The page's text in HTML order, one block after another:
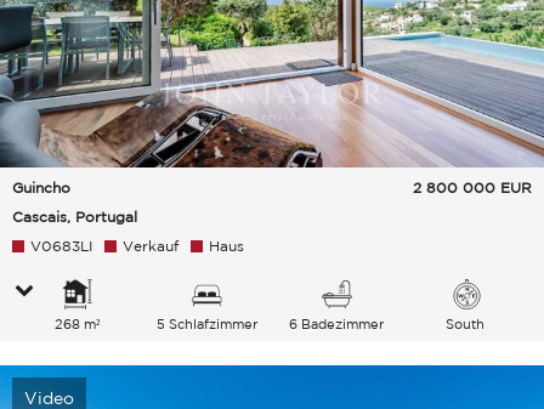
Guincho
Cascais, Portugal
2 800 000 EUR
V0683LI Verkauf Haus
268 m² 5 Schlafzimmer 6 Badezimmer South
Video